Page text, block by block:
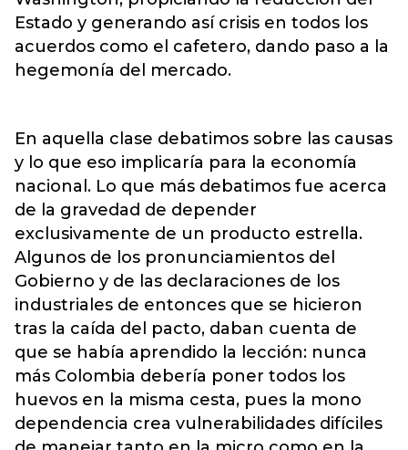
Estado y generando así crisis en todos los
acuerdos como el cafetero, dando paso a la
hegemonía del mercado.
En aquella clase debatimos sobre las causas
y lo que eso implicaría para la economía
nacional. Lo que más debatimos fue acerca
de la gravedad de depender
exclusivamente de un producto estrella.
Algunos de los pronunciamientos del
Gobierno y de las declaraciones de los
industriales de entonces que se hicieron
tras la caída del pacto, daban cuenta de
que se había aprendido la lección: nunca
más Colombia debería poner todos los
huevos en la misma cesta, pues la mono
dependencia crea vulnerabilidades difíciles